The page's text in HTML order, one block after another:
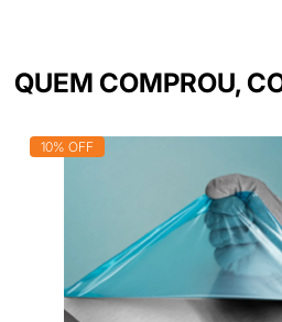
QUEM COMPROU,
10% OFF